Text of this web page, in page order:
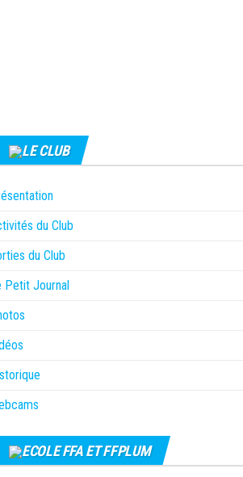
LE CLUB
du Club
du Club
Petit Journal
ECOLE FFA ET FFPLUM